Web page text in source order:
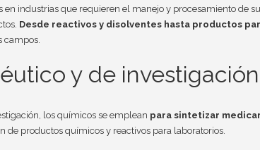
en industrias que requieren el manejo y procesamiento de
Desde reactivos y disolventes hasta productos
campos.
y de investigación
los químicos se emplean para sintetizar
de productos químicos y reactivos para laboratorios.